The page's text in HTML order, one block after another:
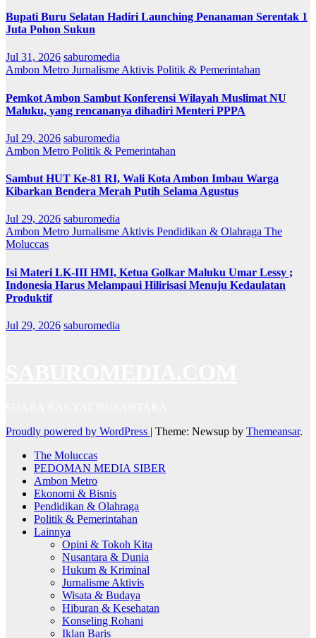
Bupati Buru Selatan Hadiri Launching Penanaman Serentak 1
Juta Pohon Sukun
Jul 31, 2026 saburomedia
Ambon Metro Jurnalisme Aktivis Politik & Pemerintahan
Pemkot Ambon Sambut Konferensi Wilayah Muslimat NU
Maluku, yang rencananya dihadiri Menteri PPPA
Jul 29, 2026 saburomedia
Ambon Metro Politik & Pemerintahan
Sambut HUT Ke-81 RI, Wali Kota Ambon Imbau Warga
Kibarkan Bendera Merah Putih Selama Agustus
Jul 29, 2026 saburomedia
Ambon Metro Jurnalisme Aktivis Pendidikan & Olahraga The
Moluccas
Isi Materi LK-III HMI, Ketua Golkar Maluku Umar Lessy ;
Indonesia Harus Melampaui Hilirisasi Menuju Kedaulatan
Produktif
Jul 29, 2026 saburomedia
Proudly powered by WordPress | Theme: Newsup by Themeansar.
The Moluccas
PEDOMAN MEDIA SIBER
Ambon Metro
Ekonomi & Bisnis
Pendidikan & Olahraga
Politik & Pemerintahan
Lainnya
Opini & Tokoh Kita
Nusantara & Dunia
Hukum & Kriminal
Jurnalisme Aktivis
Wisata & Budaya
Hiburan & Kesehatan
Konseling Rohani
Iklan Baris